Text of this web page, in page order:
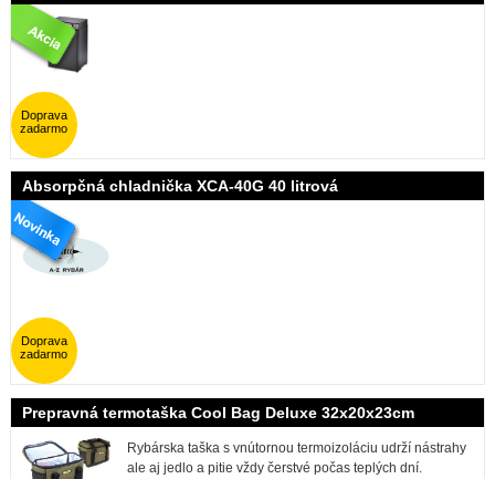
Doprava
zadarmo
Absorpčná chladnička XCA-40G 40 litrová
Doprava
zadarmo
Prepravná termotaška Cool Bag Deluxe 32x20x23cm
Rybárska taška s vnútornou termoizoláciu udrží nástrahy
ale aj jedlo a pitie vždy čerstvé počas teplých dní.